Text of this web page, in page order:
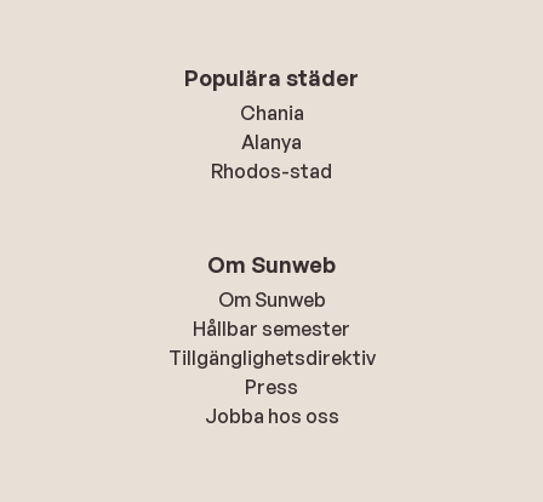
Populära städer
Chania
Alanya
Rhodos-stad
Om Sunweb
Om Sunweb
Hållbar semester
Tillgänglighetsdirektiv
Press
Jobba hos oss